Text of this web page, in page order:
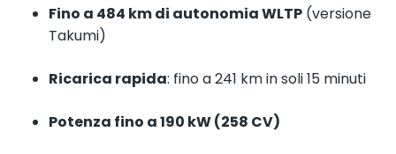
Fino a 484 km di autonomia WLTP (versione
Takumi)
Ricarica rapida: fino a 241 km in soli 15 minuti
Potenza fino a 190 kW (258 CV)